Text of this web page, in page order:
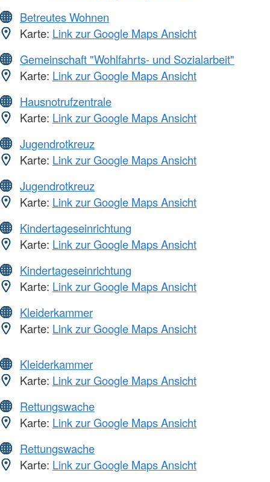
Betreutes Wohnen
Karte: Link zur Google Maps Ansicht
Gemeinschaft "Wohlfahrts- und Sozialarbeit"
Karte: Link zur Google Maps Ansicht
Hausnotrufzentrale
Karte: Link zur Google Maps Ansicht
Jugendrotkreuz
Karte: Link zur Google Maps Ansicht
Jugendrotkreuz
Karte: Link zur Google Maps Ansicht
Kindertageseinrichtung
Karte: Link zur Google Maps Ansicht
Kindertageseinrichtung
Karte: Link zur Google Maps Ansicht
Kleiderkammer
Karte: Link zur Google Maps Ansicht
Kleiderkammer
Karte: Link zur Google Maps Ansicht
Rettungswache
Karte: Link zur Google Maps Ansicht
Rettungswache
Karte: Link zur Google Maps Ansicht